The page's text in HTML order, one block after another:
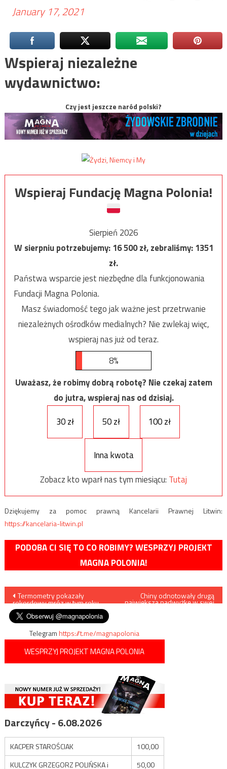
January 17, 2021
Wspieraj niezależne
wydawnictwo:
Czy jest jeszcze naród polski?
Wspieraj Fundację Magna Polonia!
Sierpień 2026
W sierpniu potrzebujemy:16 500zł, zebraliśmy:1351
zł.
Państwa wsparcie jest niezbędne dla funkcjonowania
Fundacji Magna Polonia.
Masz świadomość tego jak ważne jest przetrwanie
niezależnych ośrodków medialnych? Nie zwlekaj więc,
wspieraj nas już od teraz.
8%
Uważasz, że robimy dobrą robotę? Nie czekaj zatem
do jutra, wspieraj nas od dzisiaj.
30 zł
50 zł 100 zł
Inna kwota
Zobacz kto wparł nas tym miesiącu: Tutaj
Dziękujemy za pomoc prawną Kancelarii Prawnej Litwin:
https://kancelaria-litwin.pl
PODOBA CI SIĘ TO CO ROBIMY? WESPRZYJ PROJEKT
MAGNA POLONIA!
Nawigacja
wpisu
Termometry pokazały
rekordowy mróz w tym roku
Chiny odnotowały drugą
największą nadwyżkę w swej
Telegramhttps://t.me/magnapolonia
WESPRZYJ PROJEKT MAGNA POLONIA
Darczyńcy - 6.08.2026
KACPER STAROŚCIAK
100,00
KULCZYK GRZEGORZ POLIŃSKA i
50,00